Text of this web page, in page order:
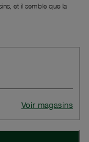
et il semble que la
Voir magasins